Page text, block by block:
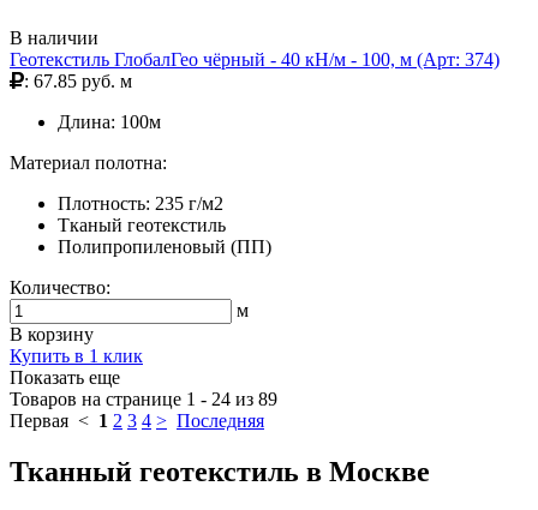
В наличии
Геотекстиль ГлобалГео чёрный - 40 кН/м - 100, м (Арт: 374)
: 67.85 руб. м
Длина: 100м
Материал полотна:
Плотность: 235 г/м2
Тканый геотекстиль
Полипропиленовый (ПП)
Количество:
м
В корзину
Купить в 1 клик
Показать еще
Товаров на странице 1 - 24 из 89
Первая < 1 2 3 4 > Последняя
Тканный геотекстиль в Москве